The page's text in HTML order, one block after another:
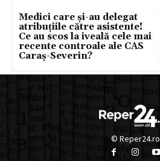
Medici care și-au delegat
atribuțiile către asistente!
Ce au scos la iveală cele mai
recente controale ale CAS
Caraș-Severin?
© Reper24.ro